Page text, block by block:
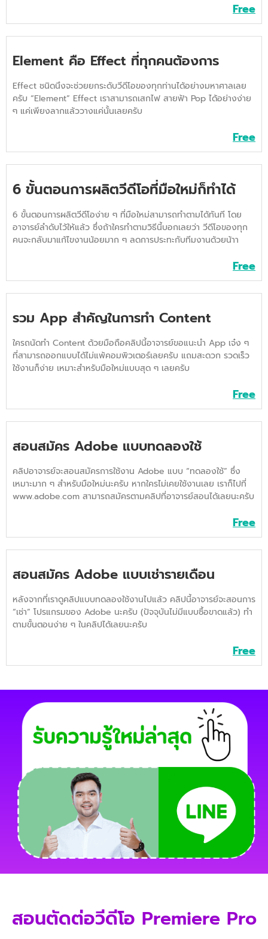
Free
Element คือ Effect ที่ทุกคนต้องการ
Effect ชนิดนึงจะช่วยยกระดับวีดีโอของทุกท่านได้อย่างมหาศาลเลย
ครับ “Element” Effect เราสามารถเสกไฟ สายฟ้า Pop ได้อย่างง่าย
ๆ แค่เพียงลากแล้ววางแค่นั้นเลยครับ
Free
6 ขั้นตอนการผลิตวีดีโอที่มือใหม่ก็ทำได้
6 ขั้นตอนการผลิตวีดีโอง่าย ๆ ที่มือใหม่สามารถทำตามได้ทันที โดย
อาจารย์ลำดับไว้ให้แล้ว ซึ่งถ้าใครทำตามวิธีนี้บอกเลยว่า วีดีโอของทุก
คนจะกลับมาแก้ไขงานน้อยมาก ๆ ลดการประทะกับทีมงานด้วยน้าา
Free
รวม App สำคัญในการทำ Content
ใครถนัดทำ Content ด้วยมือถือคลิปนี้อาจารย์ขอแนะนำ App เจ๋ง ๆ
ที่สามารถออกแบบได้ไม่แพ้คอมพิวเตอร์เลยครับ แถมสะดวก รวดเร็ว
ใช้งานก็ง่าย เหมาะสำหรับมือใหม่แบบสุด ๆ เลยครับ
Free
สอนสมัคร Adobe แบบทดลองใช้
คลิปอาจารย์จะสอนสมัครการใช้งาน Adobe แบบ “ทดลองใช้” ซึ่ง
เหมาะมาก ๆ สำหรับมือใหม่นะครับ หากใครไม่เคยใช้งานเลย เราก็ไปที่
www.adobe.com สามารถสมัครตามคลิปที่อาจารย์สอนได้เลยนะครับ
Free
สอนสมัคร Adobe แบบเช่ารายเดือน
หลังจากที่เราดูคลิปแบบทดลองใช้งานไปแล้ว คลิปนี้อาจารย์จะสอนการ
“เช่า” โปรแกรมของ Adobe นะครับ (ปัจจุบันไม่มีแบบซื้อขาดแล้ว) ทำ
ตามขั้นตอนง่าย ๆ ในคลิปได้เลยนะครับ
Free
สอนตัดต่อวีดีโอ Premiere Pro